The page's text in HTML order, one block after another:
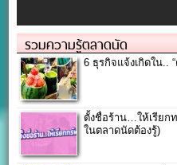
รวมความรู้ตลาดนัด
6 ธุรกิจแจ้งเกิดใน..
ตั้งชื่อร้าน…ให้เรียก
ในตลาดนัดต้องรู้)